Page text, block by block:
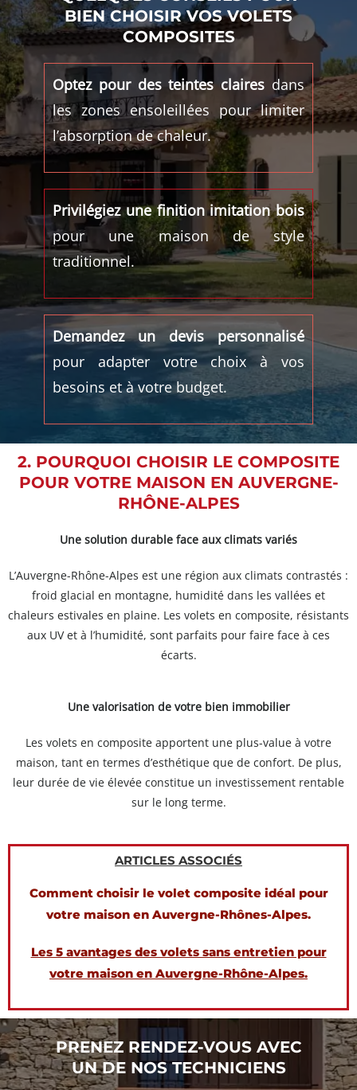
BIEN CHOISIR VOS VOLETS
COMPOSITES
Optez pour des teintes claires dans
les zones ensoleillées pour limiter
l’absorption de chaleur.
Privilégiez une finition imitation bois
pour une maison de style
traditionnel.
Demandez un devis personnalisé
pour adapter votre choix à vos
besoins et à votre budget.
2. POURQUOI CHOISIR LE COMPOSITE
POUR VOTRE MAISON EN AUVERGNE-
RHÔNE-ALPES
Une solution durable face aux climats variés
L’Auvergne-Rhône-Alpes est une région aux climats contrastés :
froid glacial en montagne, humidité dans les vallées et
chaleurs estivales en plaine. Les volets en composite, résistants
aux UV et à l’humidité, sont parfaits pour faire face à ces
écarts.
Une valorisation de votre bien immobilier
Les volets en composite apportent une plus-value à votre
maison, tant en termes d’esthétique que de confort. De plus,
leur durée de vie élevée constitue un investissement rentable
sur le long terme.
ARTICLES ASSOCIÉS
Comment choisir le volet composite idéal pour
votre maison en Auvergne-Rhônes-Alpes.
Les 5 avantages des volets sans entretien pour
votre maison en Auvergne-Rhône-Alpes.
PRENEZ RENDEZ-VOUS AVEC
UN DE NOS TECHNICIENS